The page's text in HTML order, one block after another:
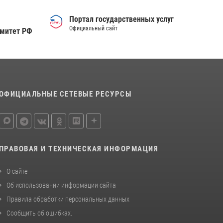
РФ
Портал государственных услуг
Официальный сайт
СЕТЕВЫЕ РЕСУРСЫ
ПРАВОВАЯ И ТЕХНИЧЕСКАЯ ИНФОРМАЦИЯ
О сайте
Об использовании информации сайта
Правила обработки персональных данных
Сообщить об ошибках.